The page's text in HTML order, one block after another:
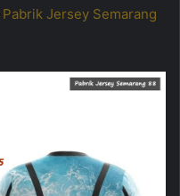
Pabrik Jersey Semarang